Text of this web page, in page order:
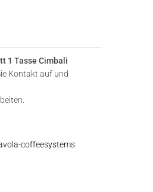
1 Tasse Cimbali
Kontakt auf und